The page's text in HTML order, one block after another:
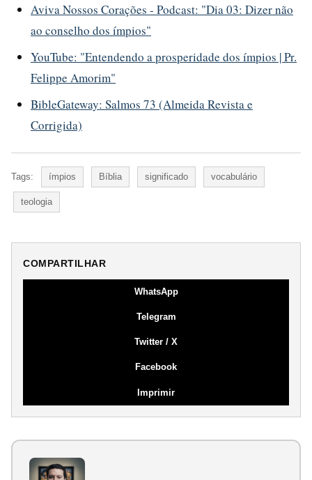
Aviva Nossos Corações - Podcast: "Dia 03: Dizer não
ao conselho dos ímpios"
YouTube: "Entendendo a prosperidade dos ímpios | Pr.
Felippe Amorim"
BibleGateway: Salmos 73 (Almeida Revista e
Corrigida)
Tags: ímpios Bíblia significado vocabulário
teologia
COMPARTILHAR
WhatsApp
Telegram
Twitter / X
Facebook
Imprimir